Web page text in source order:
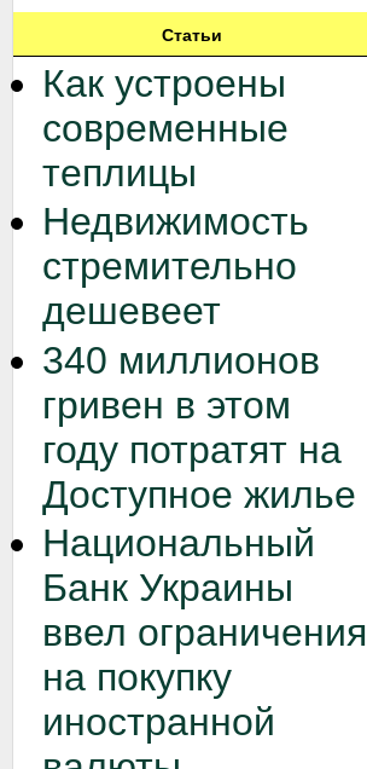
Статьи
Как устроены
современные
теплицы
Недвижимость
стремительно
дешевеет
340 миллионов
гривен в этом
году потратят на
Доступное жилье
Национальный
Банк Украины
ввел ограничения
на покупку
иностранной